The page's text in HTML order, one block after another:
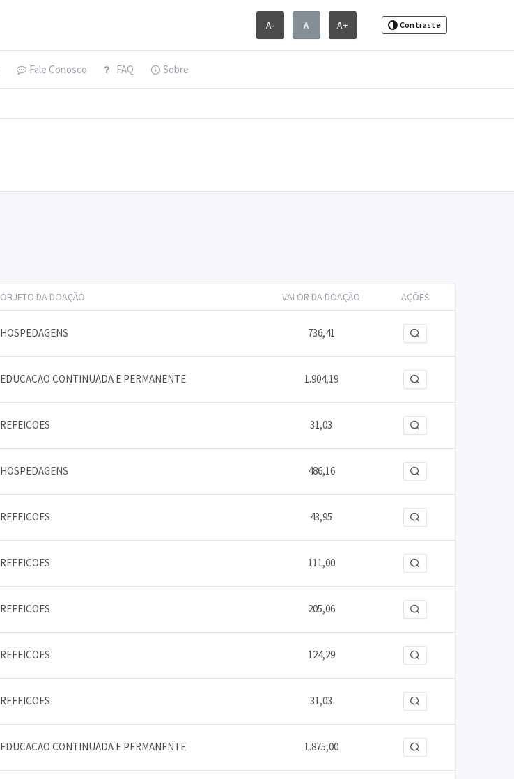
A- A A+ Contraste
Fale Conosco FAQ Sobre
OBJETO DA DOAÇÃO VALOR DA DOAÇÃO AÇÕES
HOSPEDAGENS 736,41
EDUCACAO CONTINUADA E PERMANENTE 1.904,19
REFEICOES 31,03
HOSPEDAGENS 486,16
REFEICOES 43,95
REFEICOES 111,00
REFEICOES 205,06
REFEICOES 124,29
REFEICOES 31,03
EDUCACAO CONTINUADA E PERMANENTE 1.875,00